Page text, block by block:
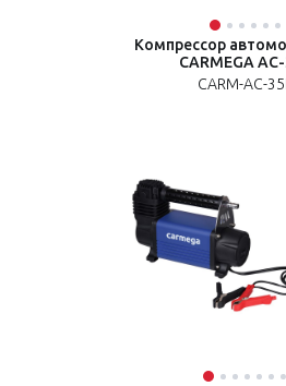
Компрессор
CARMEGA
CARM-AC-35L